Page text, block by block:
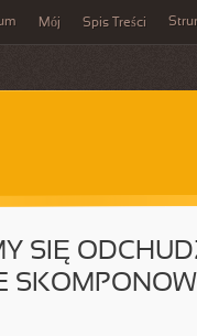
Mój Spis Treści
SIĘ